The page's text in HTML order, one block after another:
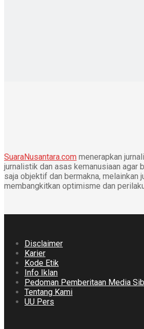
SuaraNusantara.com menerapkan
jurnalistik dan asas kemanusiaan agar
saja objektif dan bermakna, melainkan
membangkitkan optimisme dan
Disclaimer
Karier
Kode Etik
Info Iklan
Pedoman Pemberitaan Media
Tentang Kami
UU Pers